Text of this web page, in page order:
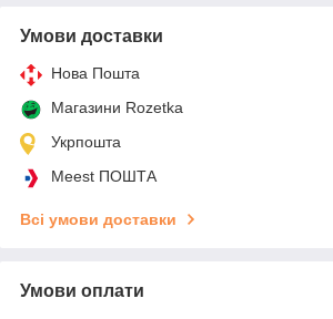
Умови доставки
Нова Пошта
Магазини Rozetka
Укрпошта
Meest ПОШТА
Всі умови доставки
Умови оплати